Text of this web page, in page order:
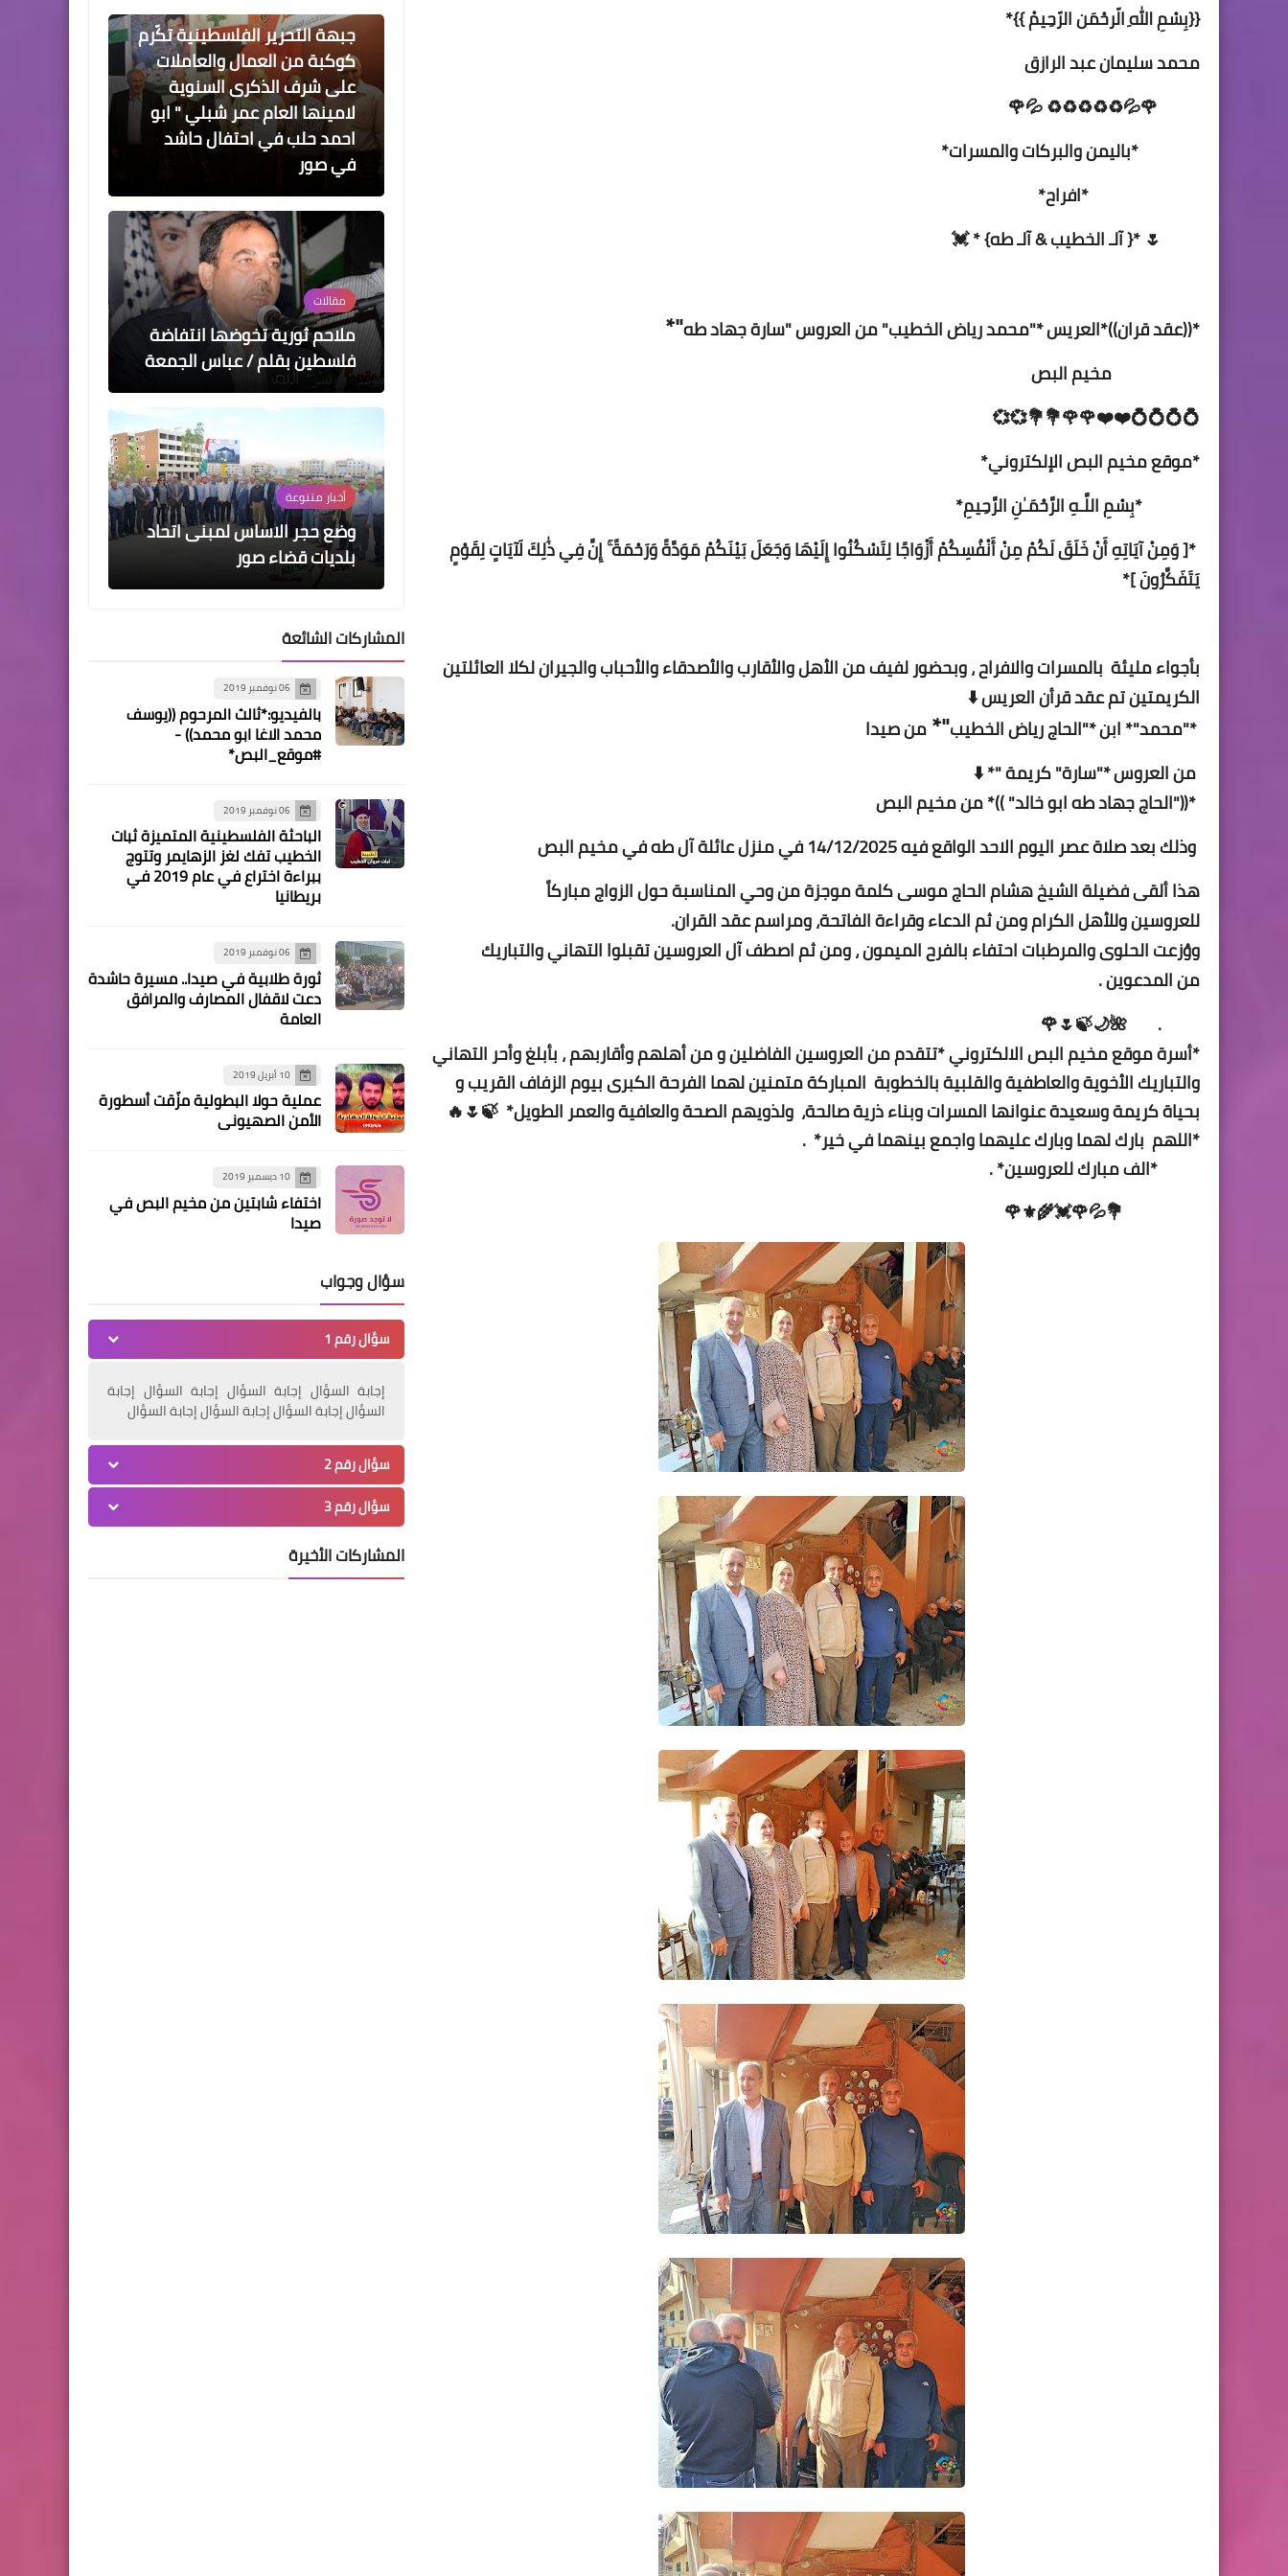
{{بِسْمِ اللهِ الّرحْمَن الرّحِيمْ }}*
محمد سليمان عبد الرازق
🌹💦♻️♻️♻️♻️♻️ 💦🌹
*باليمن والبركات والمسرات*
*افراح*
🌷 *{ آلـ الخطيب & آلـ طه} * 💓
*((عقد قران))*العريس *"محمد رياض الخطيب" من العروس "سارة جهاد طه"*
مخيم البص
💍💍💍💍❤️❤️🌹🌹💐💐💞💞
*موقع مخيم البص الإلكتروني*
*بِسْمِ اللَّـهِ الرَّحْمَـٰنِ الرَّحِيمِ*
*[ وَمِنْ آيَاتِهِ أَنْ خَلَقَ لَكُمْ مِنْ أَنْفُسِكُمْ أَزْوَاجًا لِتَسْكُنُوا إِلَيْهَا وَجَعَلَ بَيْنَكُمْ مَوَدَّةً وَرَحْمَةً ۚ إِنَّ فِي ذَٰلِكَ لَآيَاتٍ لِقَوْمٍ
يَتَفَكَّرُونَ ]*
بأجواء مليئة بالمسرات والافراح ، وبحضور لفيف من الأهلوالأقاربوالأصدقاءوالأحبابوالجيران لكلا العائلتين
الكريمتين تم عقد قرأن العريس ⬇️
*"محمد"* ابن *"الحاج رياض الخطيب"*منصيدا
من العروس *"سارة" كريمة "* ⬇️
*(("الحاج جهاد طه ابو خالد"))* من مخيم البص
وذلك بعد صلاة عصر اليوم الاحدالواقع فيه 14/12/2025 في منزل عائلة آل طه في مخيم البص
هذاألقىفضيلة الشيخ هشام الحاج موسى كلمة موجزة من وحي المناسبة حول الزواج مباركاً
للعروسينوللأهلالكرام ومن ثم الدعاء وقراءة الفاتحة، ومراسم عقد القران.
ووُزعت الحلوى والمرطباتاحتفاءبالفرح الميمون ، ومن ثم اصطف آل العروسينتقبلواالتهاني والتباريك
منالمدعوين.
. 🌺🌙🍃🌷🌹
*أسرة موقع مخيم البص الالكتروني *تتقدم من العروسين الفاضلين و من أهلهم وأقاربهم ، بأبلغ وأحر التهاني
والتباريك الأخوية والعاطفية والقلبية بالخطوبة المباركة متمنين لهما الفرحة الكبرى بيوم الزفاف القريب و
بحياة كريمة وسعيدة عنوانها المسرات وبناء ذرية صالحة، ولذويهم الصحة والعافية والعمر الطويل* 🍃🌷🔥
*اللهم بارك لهما وبارك عليهما واجمع بينهما في خير* .
*الف مبارك للعروسين* .
💐💦🌹💓🌾⚜️🌹
جبهة التحرير الفلسطينية تكّرم
كوكبة من العمال والعاملات
على شرف الذكرى السنوية
لامينها العام عمر شبلي " ابو
احمد حلب في احتفال حاشد
في صور
مقالات
ملاحم ثورية تخوضها انتفاضة
فلسطين بقلم / عباس الجمعة
أخبار متنوعة
وضع حجر الاساس لمبنى اتحاد
بلديات قضاء صور
أخبار المخيمات
أنصار الله في ضيافة حركة فتح
08 مايو 2016
أخبار المخيمات
حزب الله.
مقالات
الفلسطينية واتحاد نقابات
عمال فلسطين يوسف زمزم
في احتفال جبهة التحرير
أخبار المخيمات
مسنات سنابل ( المجموعة
الثانية ) في علمان
أخبار متنوعة
الجهاد" تقدم واجب العزاء
لمسؤول العلاقات العامة في
"حزب الله" بالنبطية
المشاركات الشائعة
06 نوفمبر 2019
بالفيديو:*ثالث المرحوم ((يوسف
محمد الاغا ابو محمد)) -
#موقع_البص*
06 نوفمبر 2019
الباحثة الفلسطينية المتميزة ثبات
الخطيب تفك لغز الزهايمر وتتوج
ببراءة اختراع في عام 2019 في
بريطانيا
06 نوفمبر 2019
ثورة طلابية في صيدا.. مسيرة حاشدة
دعت لاقفال المصارف والمرافق
العامة
10 أبريل 2019
عملية حولا البطولية مزّقت أسطورة
الأمن الصهيوني
10 ديسمبر 2019
اختفاء شابتين من مخيم البص في
صيدا
سؤال وجواب
سؤال رقم 1
إجابة السؤال إجابة السؤال إجابة السؤال إجابة
السؤال إجابة السؤال إجابة السؤال إجابة السؤال
سؤال رقم 2
سؤال رقم 3
المشاركات الأخيرة